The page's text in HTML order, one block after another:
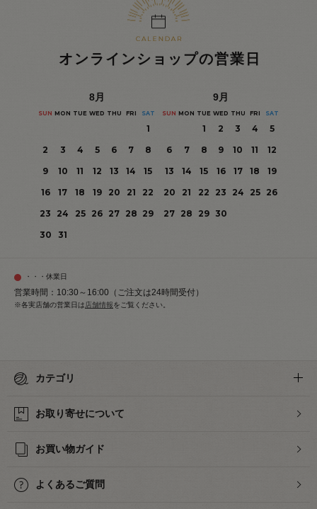
オンラインショップの営業日
8月
SUN MON TUE WED THU FRI SAT
1
2
3 4 5 6 7
8
9
10 11 12 13 14
15
16
17 18 19 20 21
22
23
24 25 26 27 28 29
30
31
9月
SUN MON TUE WED THU FRI SAT
1 2 3 4
5
6
7 8 9 10 11
12
13
14 15 16 17 18
19
20
21 22 23 24 25
26
27 28 29 30
・・・休業日
営業時間：10:30～16:00（ご注文は24時間受付）
※各実店舗の営業日は店舗情報をご覧ください。
カテゴリ
お取り寄せについて
お買い物ガイド
よくあるご質問